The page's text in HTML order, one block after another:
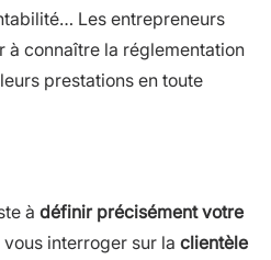
Les entrepreneurs
à connaître la réglementation
prestations en toute
à définir précisément votre
interroger sur la clientèle